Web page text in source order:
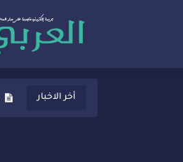
أخر الاخبار